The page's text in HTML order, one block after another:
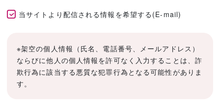
当サイトより配信される情報を希望する(E-mail)
※架空の個人情報（氏名、電話番号、メールアドレス）
ならびに他人の個人情報を許可なく入力することは、詐
欺行為に該当する悪質な犯罪行為となる可能性がありま
す。